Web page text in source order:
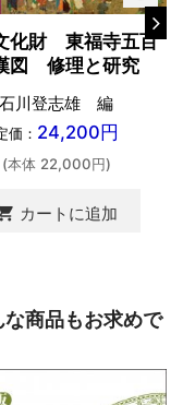
化財 東福寺五百
図 修理と研究
石川登志雄 編
価： 24,200円
(本体 22,000円)
カートに追加
商品もお求めで